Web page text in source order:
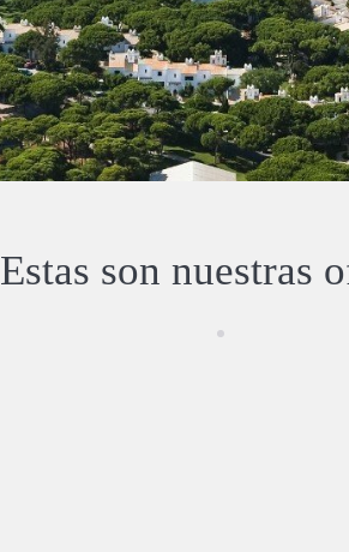
Estas son nuestras